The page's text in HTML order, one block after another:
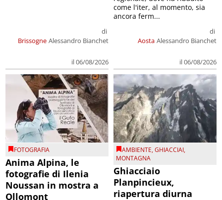
Brissogne
di
Alessandro Bianchet
il 06/08/2026
Aosta
di
Alessandro Bianchet
il 06/08/2026
come l'iter, al momento, sia
ancora ferm...
FOTOGRAFIA
Anima Alpina, le
fotografie di Ilenia
Noussan in mostra a
Ollomont
AMBIENTE,GHIACCIAI,
MONTAGNA
Ghiacciaio
Planpincieux,
riapertura diurna